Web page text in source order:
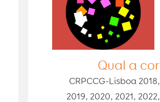
Qual a cor
CRPCCG-Lisboa 2018,
2019, 2020, 2021, 2022,